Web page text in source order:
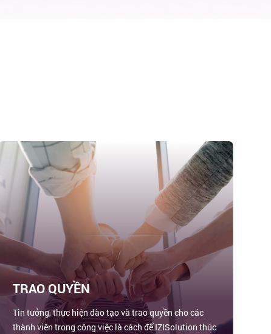
TRAO QUYỀN
Tin tưởng, thực hiện đào tạo và trao quyền cho các
thành viên trong công việc là cách để IZISolution thúc